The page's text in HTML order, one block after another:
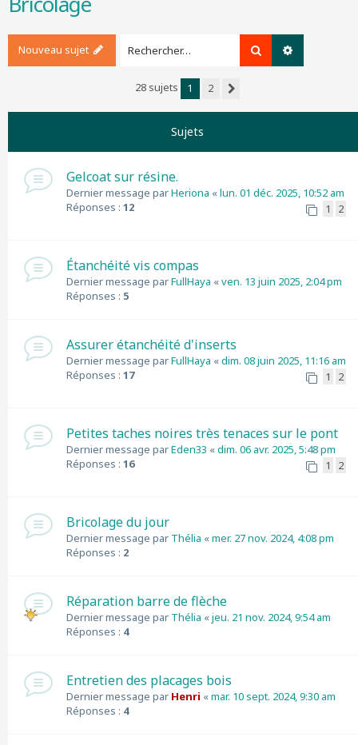
Nouveau sujet Rechercher
28 sujets 1
2
Sujets
Gelcoat sur résine.
Dernier message parHeriona «lun. 01 déc. 2025, 10:52 am
Réponses : 12 1 2
Étanchéité vis compas
Dernier message parFullHaya «ven. 13 juin 2025, 2:04 pm
Réponses : 5
Assurer étanchéité d'inserts
Dernier message parFullHaya «dim. 08 juin 2025, 11:16 am
Réponses : 17 1 2
Petites taches noires très tenaces sur le pont
Dernier message parEden33 «dim. 06 avr. 2025, 5:48 pm
Réponses : 16 1 2
Bricolage du jour
Dernier message par Thélia «mer. 27 nov. 2024, 4:08 pm
Réponses : 2
Réparation barre de flèche
Dernier message par Thélia «jeu. 21 nov. 2024, 9:54 am
Réponses : 4
Entretien des placages bois
Dernier message par Henri «mar. 10 sept. 2024, 9:30 am
Réponses : 4